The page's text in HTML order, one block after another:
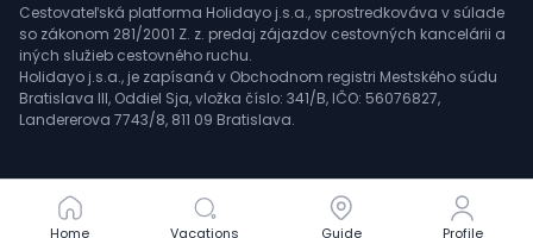
Home Vacations Guide Profile
Home Vacations Guide Profile
Cestovateľská platforma Holidayo j.s.a., sprostredkováva v súlade
so zákonom 281/2001 Z. z. predaj zájazdov cestovných kancelárii a
iných služieb cestovného ruchu.
Holidayo j.s.a., je zapísaná v Obchodnom registri Mestského súdu
Bratislava III, Oddiel Sja, vložka číslo: 341/B, IČO: 56076827,
Landererova 7743/8, 811 09 Bratislava.